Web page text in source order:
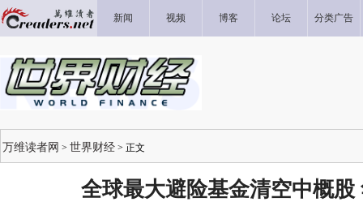
新闻 视频 博客 论坛 分类广告
万维读者网 > 世界财经 > 正文
全球最大避险基金清空中概股